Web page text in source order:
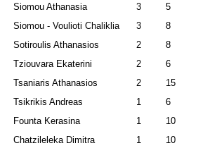
Siomou Athanasia
3 5
Siomou - Voulioti Chaliklia
3 8
Sotiroulis Athanasios
2 8
Tziouvara Ekaterini
2 6
Tsaniaris Athanasios
2 15
Tsikrikis Andreas
1 6
Founta Kerasina
1 10
Chatzileleka Dimitra
1 10